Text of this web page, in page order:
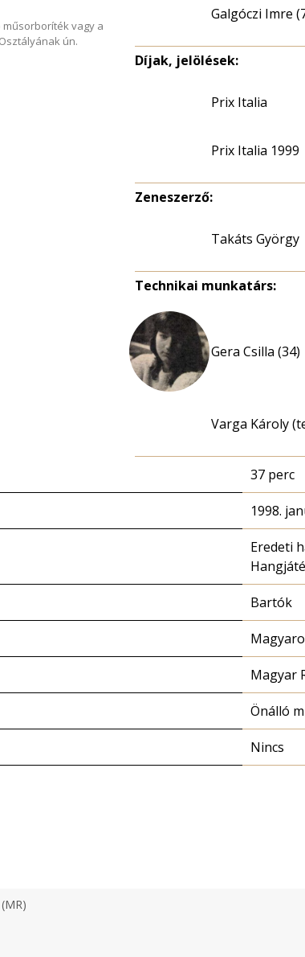
műsorboríték vagy a
ún.
Galgóczi Imre
Díjak, jelölések:
Prix Italia
Prix Italia 1999
Zeneszerző:
Takáts György
Technikai munkatárs:
Gera Csilla (34)
Varga Károly
37 perc
1998.
Eredeti
Bartók
Magyar
Önálló
Nincs